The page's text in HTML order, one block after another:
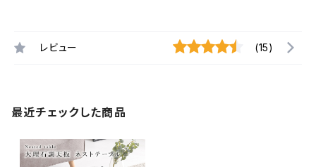
レビュー (15)
最近チェックした商品